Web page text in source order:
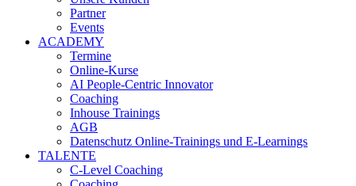
Partner
Events
ACADEMY
Termine
Online-Kurse
AI People-Centric Innovator
Coaching
Inhouse Trainings
AGB
Datenschutz Online-Trainings und E-Learnings
TALENTE
C-Level Coaching